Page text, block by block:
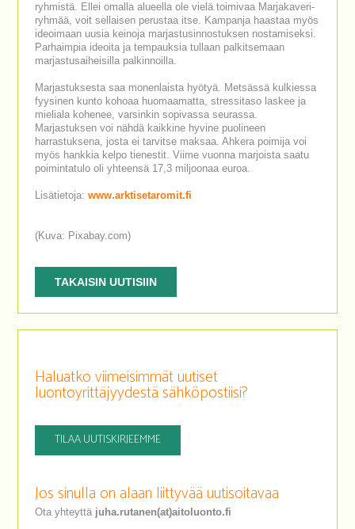
ryhmistä. Ellei omalla alueella ole vielä toimivaa Marjakaveri-
ryhmää, voit sellaisen perustaa itse. Kampanja haastaa myös
ideoimaan uusia keinoja marjastusinnostuksen nostamiseksi.
Parhaimpia ideoita ja tempauksia tullaan palkitsemaan
marjastusaiheisilla palkinnoilla.
Marjastuksesta saa monenlaista hyötyä. Metsässä kulkiessa
fyysinen kunto kohoaa huomaamatta, stressitaso laskee ja
mieliala kohenee, varsinkin sopivassa seurassa.
Marjastuksen voi nähdä kaikkine hyvine puolineen
harrastuksena, josta ei tarvitse maksaa. Ahkera poimija voi
myös hankkia kelpo tienestit. Viime vuonna marjoista saatu
poimintatulo oli yhteensä 17,3 miljoonaa euroa.
Lisätietoja: www.arktisetaromit.fi
(Kuva: Pixabay.com)
TAKAISIN UUTISIIN
Haluatko viimeisimmät uutiset
luontoyrittäjyydestä sähköpostiisi?
TILAA UUTISKIRJEEMME
Jos sinulla on alaan liittyvää uutisoitavaa
Ota yhteyttä juha.rutanen(at)aitoluonto.fi